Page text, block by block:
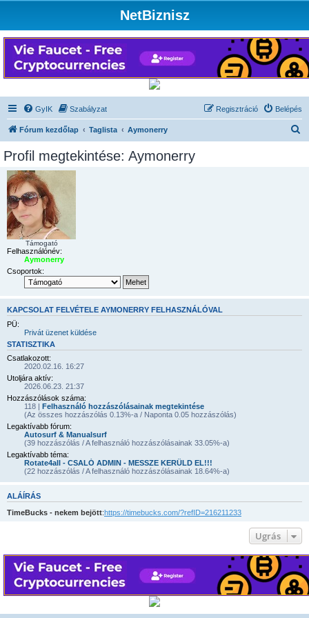
NetBiznisz
GyIK Szabályzat Belépés
Regisztráció
Fórum kezdőlap Taglista Aymonerry
Profil megtekintése: Aymonerry
Támogató
Felhasználónév:
Aymonerry
Csoportok:
KAPCSOLAT FELVÉTELE AYMONERRY FELHASZNÁLÓVAL
PÜ:
Privát üzenet küldése
STATISZTIKA
Csatlakozott:
2020.02.16. 16:27
Utoljára aktív:
2026.06.23. 21:37
Hozzászólások száma:
118 | Felhasználó hozzászólásainak megtekintése
(Az összes hozzászólás 0.13%-a / Naponta 0.05 hozzászólás)
Legaktívabb fórum:
Autosurf & Manualsurf
(39 hozzászólás / A felhasználó hozzászólásainak 33.05%-a)
Legaktívabb téma:
Rotate4all - CSALÓ ADMIN - MESSZE KERÜLD EL!!!
(22 hozzászólás / A felhasználó hozzászólásainak 18.64%-a)
ALÁÍRÁS
TimeBucks - nekem bejött:https://timebucks.com/?refID=216211233
Ugrás